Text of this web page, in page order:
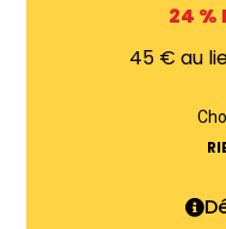
24 %
45€ au